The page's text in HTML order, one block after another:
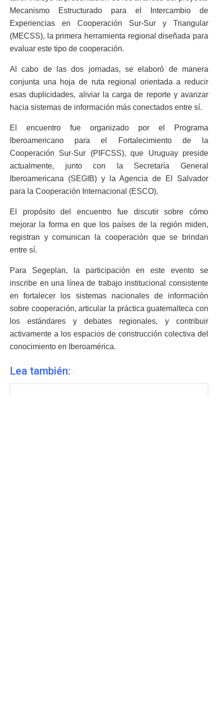
Mecanismo Estructurado para el Intercambio de
Experiencias en Cooperación Sur-Sur y Triangular
(MECSS), la primera herramienta regional diseñada para
evaluar este tipo de cooperación.
Al cabo de las dos jornadas, se elaboró de manera
conjunta una hoja de ruta regional orientada a reducir
esas duplicidades, aliviar la carga de reporte y avanzar
hacia sistemas de información más conectados entre sí.
El encuentro fue organizado por el Programa
Iberoamericano para el Fortalecimiento de la
Cooperación Sur-Sur (PIFCSS), que Uruguay preside
actualmente, junto con la Secretaría General
Iberoamericana (SEGIB) y la Agencia de El Salvador
para la Cooperación Internacional (ESCO).
El propósito del encuentro fue discutir sobre cómo
mejorar la forma en que los países de la región miden,
registran y comunican la cooperación que se brindan
entre sí.
Para Segeplan, la participación en este evento se
inscribe en una línea de trabajo institucional consistente
en fortalecer los sistemas nacionales de información
sobre cooperación, articular la práctica guatemalteca con
los estándares y debates regionales, y contribuir
activamente a los espacios de construcción colectiva del
conocimiento en Iberoamérica.
Lea también: